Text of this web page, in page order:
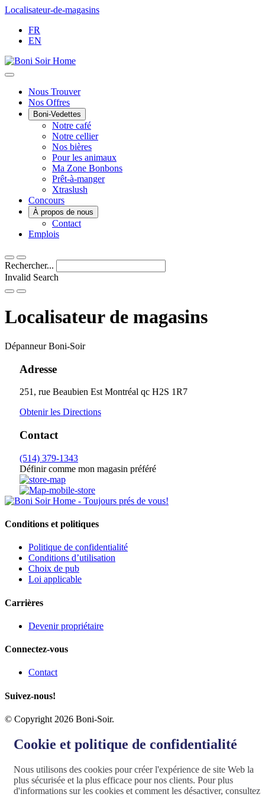
Passer
contenu
Localisateur-de-magasins
FR
EN
Main
Menu
Nous Trouver
Nos Offres
Boni-Vedettes
Notre café
Notre cellier
Nos bières
Pour les animaux
Ma Zone Bonbons
Prêt-à-manger
Xtraslush
Concours
À propos de nous
Contact
Emplois
Rechercher...
Invalid Search
Submit
Localisateur de magasins
Dépanneur Boni-Soir
Adresse
251, rue Beaubien Est Montréal qc H2S 1R7
Obtenir les Directions
Contact
(514) 379-1343
Définir comme mon magasin préféré
Conditions et politiques
Politique de confidentialité
Conditions d’utilisation
Choix de pub
Loi applicable
Carrières
Devenir propriétaire
Connectez-vous
Contact
Suivez-nous!
© Copyright 2026 Boni-Soir.
Cookie et politique de confidentialité
Nous utilisons des cookies pour créer l'expérience de site Web la
plus sécurisée et la plus efficace pour nos clients. Pour plus
d'informations sur les cookies et comment les désactiver, consultez